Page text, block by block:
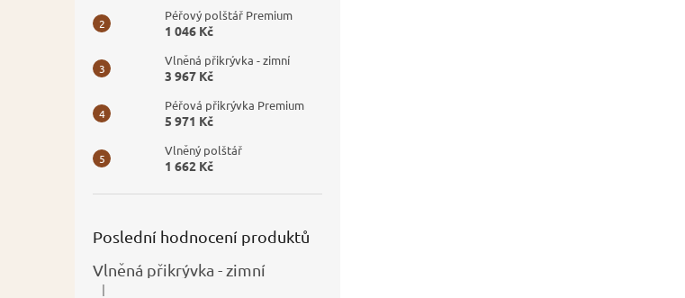
Péřový polštář Premium
1 046 Kč
Vlněná přikrývka - zimní
3 967 Kč
Péřová přikrývka Premium
5 971 Kč
Vlněný polštář
1 662 Kč
Poslední hodnocení produktů
Vlněná přikrývka - zimní
|